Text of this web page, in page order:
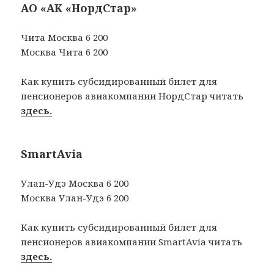
АО «АК «НордСтар»
Чита Москва 6 200
Москва Чита 6 200
Как купить субсидированный билет для
пенсионеров авиакомпании НордСтар читать
здесь.
SmartAvia
Улан-Удэ Москва 6 200
Москва Улан-Удэ 6 200
Как купить субсидированный билет для
пенсионеров авиакомпании SmartAvia читать
здесь.